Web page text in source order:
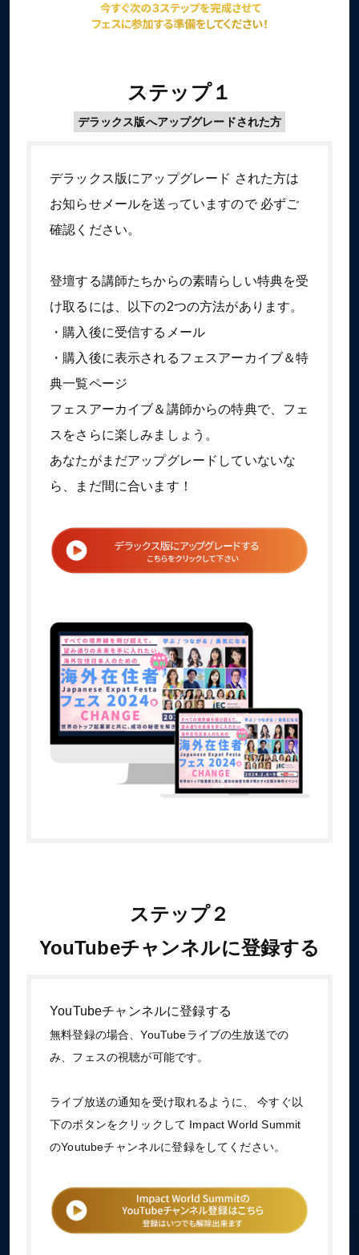
ステップ１
デラックス版へアップグレードされた方
デラックス版にアップグレード された方は
お知らせメールを送っていますので 必ずご
確認ください。
登壇する講師たちからの素晴らしい特典を受
け取るには、以下の2つの方法があります。
・購入後に受信するメール
・購入後に表示されるフェスアーカイブ＆特
典一覧ページ
フェスアーカイブ＆講師からの特典で、フェ
スをさらに楽しみましょう。
あなたがまだアップグレードしていないな
ら、まだ間に合います！
ステップ２
YouTubeチャンネルに登録する
YouTubeチャンネルに登録する
無料登録の場合、YouTubeライブの生放送での
み、フェスの視聴が可能です。
ライブ放送の通知を受け取れるように、 今すぐ以
下のボタンをクリックして Impact World Summit
のYoutubeチャンネルに登録をしてください。